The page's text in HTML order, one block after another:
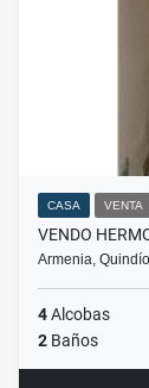
CASA VENTA
VENDO
Armenia,
4Alcobas
2 Baños